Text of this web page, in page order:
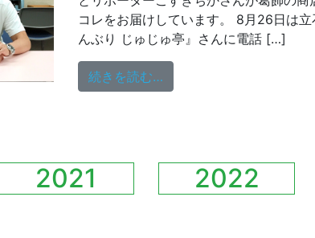
コレをお届けしています。 8月26日は
んぶり じゅじゅ亭』さんに電話 […]
続きを読む…
2021 2022